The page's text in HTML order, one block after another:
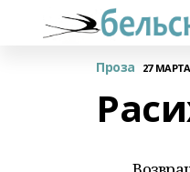
Проза 27 МАРТА